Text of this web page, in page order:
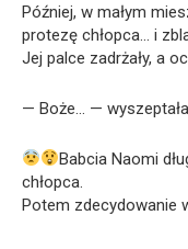
Później, w małym
protezę chłopca… i
Jej palce zadrżały, a
— Boże… —
Babcia Naomi
chłopca.
Potem zdecydowanie